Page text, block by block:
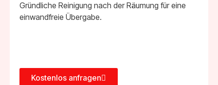
Gründliche Reinigung nach der Räumung für eine
einwandfreie Übergabe.
Kostenlos anfragen